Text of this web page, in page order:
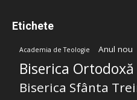
Etichete
Academia de Teologie Anul nou
Biserica Ortodoxă
Biserica Sfânta